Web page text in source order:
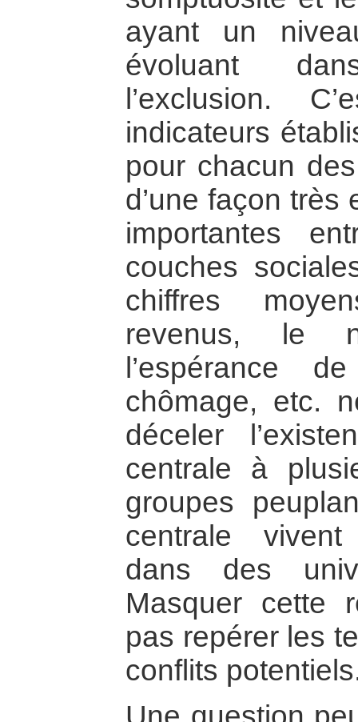
ayant un
évoluant
l’exclusion.
indicateurs
pour chacun
d’une façon très
importantes
couches
chiffres
revenus, le
l’espérance
chômage, etc.
déceler
centrale à
groupes
centrale vivent
dans des
Masquer cette
pas repérer les
conflits